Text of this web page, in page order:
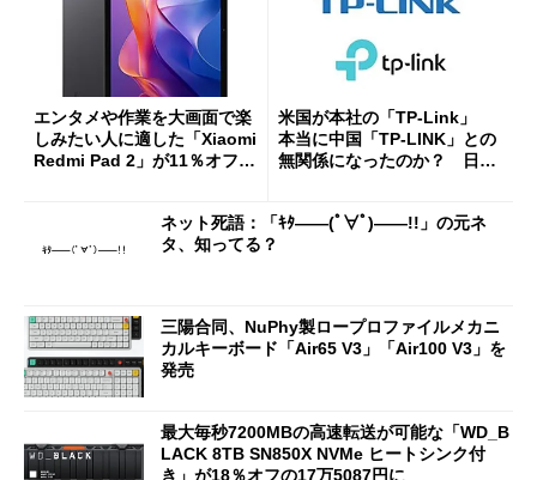
エンタメや作業を大画面で楽
しみたい人に適した「Xiaomi
Redmi Pad 2」が11％オフの
米国が本社の「TP-Link」
本当に中国「TP-LINK」との
無関係になったのか？ 日本
ネット死語：「ｷﾀ――(ﾟ∀ﾟ)――!!」の元ネ
タ、知ってる？
三陽合同、NuPhy製ロープロファイルメカニ
カルキーボード「Air65 V3」「Air100 V3」を
発売
最大毎秒7200MBの高速転送が可能な「WD_B
LACK 8TB SN850X NVMe ヒートシンク付
き」が18％オフの17万5087円に